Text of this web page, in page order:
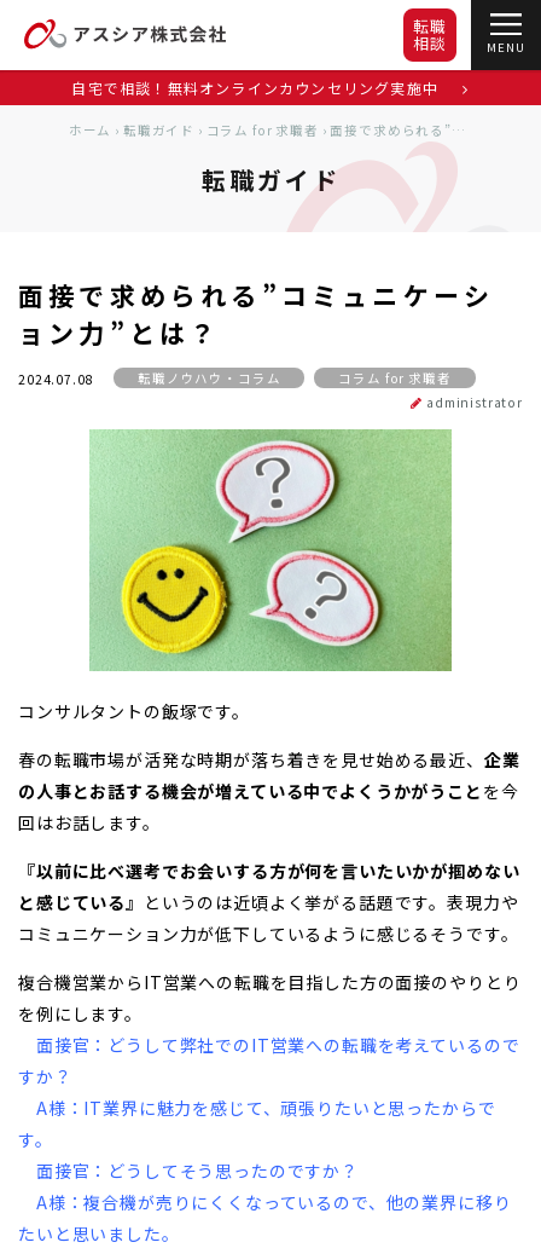
MENU
転職
相談
自宅で相談！無料オンラインカウンセリング実施中
ホーム › 転職ガイド › コラム for 求職者 › 面接で求められる”コミュニケーション力”とは？
転職ガイド
面接で求められる”コミュニケーシ
ョン力”とは？
2024.07.08 転職ノウハウ・コラム
コラム for 求職者
administrator
コンサルタントの飯塚です。
春の転職市場が活発な時期が落ち着きを見せ始める最近、 企業
の人事とお話する機会が増えている中でよくうかがうこと を今
回はお話します。
『以前に比べ選考でお会いする方が何を言いたいかが掴めない
と感じている』 というのは近頃よく挙がる話題です。表現力や
コミュニケーション力が低下しているように感じるそうです。
複合機営業からIT営業への転職を目指した方の面接のやりとり
を例にします。
面接官：どうして弊社でのIT営業への転職を考えているので
すか？
A様：IT業界に魅力を感じて、頑張りたいと思ったからで
す。
面接官：どうしてそう思ったのですか？
A様：複合機が売りにくくなっているので、他の業界に移り
たいと思いました。